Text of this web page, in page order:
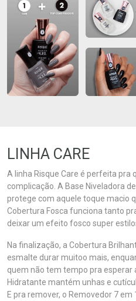
LINHA CARE
A linha Risque Care é perfeita pra
complicação. A Base Niveladora
protege com aquele toque macio
Cobertura Fosca funciona tanto
deixar um efeito fosco super
Na finalização, a Cobertura
esmalte durar muitoo mais,
quem não tem tempo pra esperar
Hidratante mantém unhas e
E pra remover, o Removedor 7